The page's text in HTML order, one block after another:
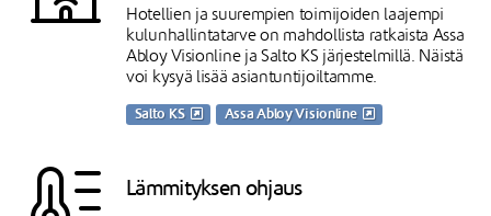
Hotellien ja suurempien toimijoiden laajempi
kulunhallintatarve on mahdollista ratkaista Assa
Abloy Visionline ja Salto KS järjestelmillä. Näistä
voi kysyä lisää asiantuntijoiltamme.
Salto KS Assa Abloy Visionline
Lämmityksen ohjaus